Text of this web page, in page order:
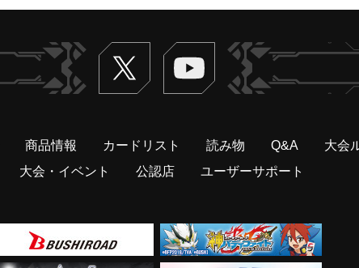
Twitter ヴァンガードch
商品情報 カードリスト 読み物 Q&A
大会
大会・イベント 公認店 ユーザーサポート